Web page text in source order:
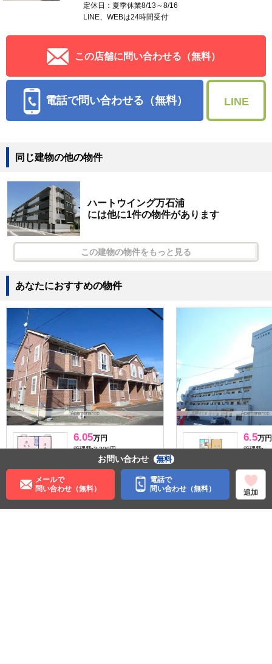
定休日：夏季休業8/13～8/16
LINE、WEBは24時間受付
この店舗に問い合わせる（無料）
電話で問い合わせる（無料） LINE
同じ建物の他の物件
ハートウイング万石浦
には他に1件の物件があります
この建物の物件をもっと見る
あなたにおすすめの物件
6.05万円
管理費:3,300円
礼 －
石巻あゆみ野駅 徒歩24分
宮城県石巻市新館３丁目
6.5万円
管理費:－
66.96㎡
万石浦
宮城県石
お問い合わせ 無料
メールで
問い合わせ（無料）
電話で
問い合わせ（無料）
追加